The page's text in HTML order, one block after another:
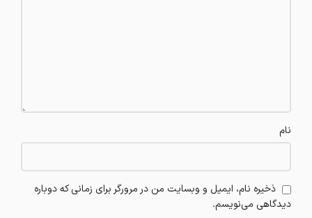
نام
ذخیره نام، ایمیل و وبسایت من در مرورگر برای زمانی که دوباره
دیدگاهی می‌نویسم.